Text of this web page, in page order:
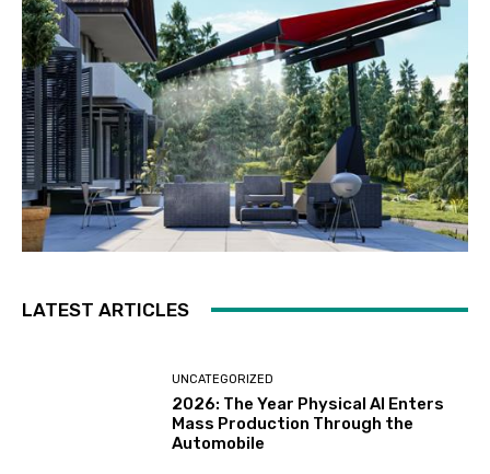
LATEST ARTICLES
UNCATEGORIZED
2026: The Year Physical AI Enters
Mass Production Through the
Automobile